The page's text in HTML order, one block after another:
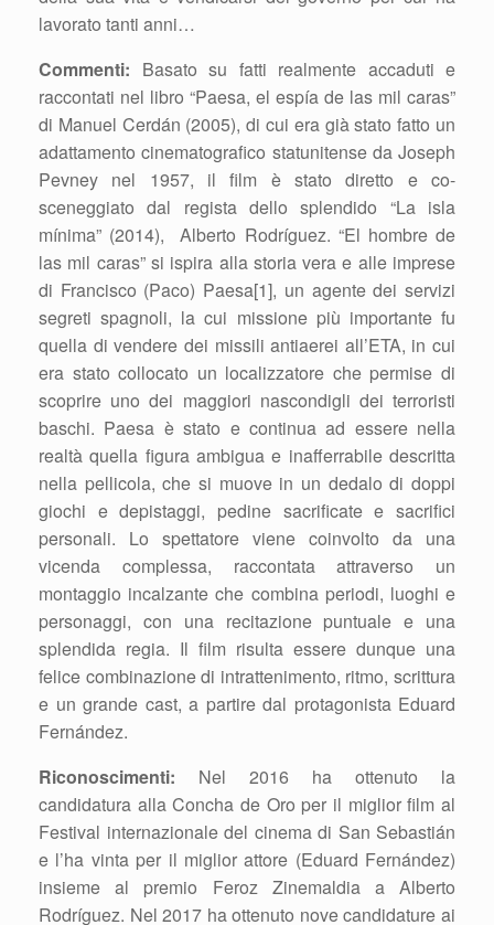
lavorato tanti anni…
Commenti: Basato su fatti realmente accaduti e
raccontati nel libro “Paesa, el espía de las mil caras”
di Manuel Cerdán (2005), di cui era già stato fatto un
adattamento cinematografico statunitense da Joseph
Pevney nel 1957, il film è stato diretto e co-
sceneggiato dal regista dello splendido “La isla
mínima” (2014), Alberto Rodríguez. “El hombre de
las mil caras” si ispira alla storia vera e alle imprese
di Francisco (Paco) Paesa[1], un agente dei servizi
segreti spagnoli, la cui missione più importante fu
quella di vendere dei missili antiaerei all’ETA, in cui
era stato collocato un localizzatore che permise di
scoprire uno dei maggiori nascondigli dei terroristi
baschi. Paesa è stato e continua ad essere nella
realtà quella figura ambigua e inafferrabile descritta
nella pellicola, che si muove in un dedalo di doppi
giochi e depistaggi, pedine sacrificate e sacrifici
personali. Lo spettatore viene coinvolto da una
vicenda complessa, raccontata attraverso un
montaggio incalzante che combina periodi, luoghi e
personaggi, con una recitazione puntuale e una
splendida regia. Il film risulta essere dunque una
felice combinazione di intrattenimento, ritmo, scrittura
e un grande cast, a partire dal protagonista Eduard
Fernández.
Riconoscimenti: Nel 2016 ha ottenuto la
candidatura alla Concha de Oro per il miglior film al
Festival internazionale del cinema di San Sebastián
e l’ha vinta per il miglior attore (Eduard Fernández)
insieme al premio Feroz Zinemaldia a Alberto
Rodríguez. Nel 2017 ha ottenuto nove candidature ai